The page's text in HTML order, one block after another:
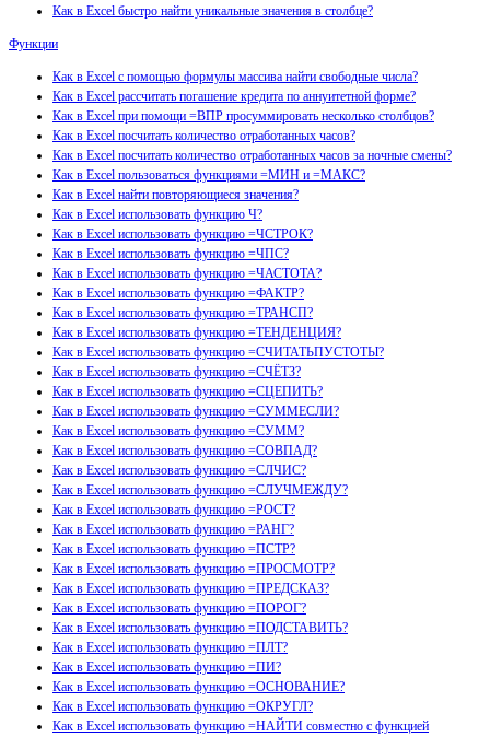
Как в Excel быстро найти уникальные значения в столбце?
Функции
Как в Excel с помощью формулы массива найти свободные числа?
Как в Excel рассчитать погашение кредита по аннуитетной форме?
Как в Excel при помощи =ВПР просуммировать несколько столбцов?
Как в Excel посчитать количество отработанных часов?
Как в Excel посчитать количество отработанных часов за ночные смены?
Как в Excel пользоваться функциями =МИН и =МАКС?
Как в Excel найти повторяющиеся значения?
Как в Excel использовать функцию Ч?
Как в Excel использовать функцию =ЧСТРОК?
Как в Excel использовать функцию =ЧПС?
Как в Excel использовать функцию =ЧАСТОТА?
Как в Excel использовать функцию =ФАКТР?
Как в Excel использовать функцию =ТРАНСП?
Как в Excel использовать функцию =ТЕНДЕНЦИЯ?
Как в Excel использовать функцию =СЧИТАТЬПУСТОТЫ?
Как в Excel использовать функцию =СЧЁТЗ?
Как в Excel использовать функцию =СЦЕПИТЬ?
Как в Excel использовать функцию =СУММЕСЛИ?
Как в Excel использовать функцию =СУММ?
Как в Excel использовать функцию =СОВПАД?
Как в Excel использовать функцию =СЛЧИС?
Как в Excel использовать функцию =СЛУЧМЕЖДУ?
Как в Excel использовать функцию =РОСТ?
Как в Excel использовать функцию =РАНГ?
Как в Excel использовать функцию =ПСТР?
Как в Excel использовать функцию =ПРОСМОТР?
Как в Excel использовать функцию =ПРЕДСКАЗ?
Как в Excel использовать функцию =ПОРОГ?
Как в Excel использовать функцию =ПОДСТАВИТЬ?
Как в Excel использовать функцию =ПЛТ?
Как в Excel использовать функцию =ПИ?
Как в Excel использовать функцию =ОСНОВАНИЕ?
Как в Excel использовать функцию =ОКРУГЛ?
Как в Excel использовать функцию =НАЙТИ совместно с функцией